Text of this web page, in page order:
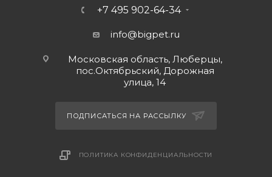
+7 495 902-64-34
info@bigpet.ru
Московская область, Люберцы,
пос.Октябрьский, Дорожная
улица, 14
ПОДПИСАТЬСЯ НА РАССЫЛКУ
ПОЛИТИКА КОНФИДЕНЦИАЛЬНОСТИ